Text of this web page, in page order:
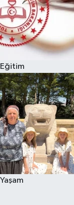
Eğitim
Yaşam